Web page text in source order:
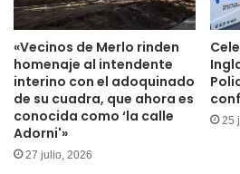
«Vecinos de Merlo rinden
homenaje al intendente
interino con el adoquinado
de su cuadra, que ahora es
conocida como ‘la calle
Adorni'»
27 julio, 2026
25